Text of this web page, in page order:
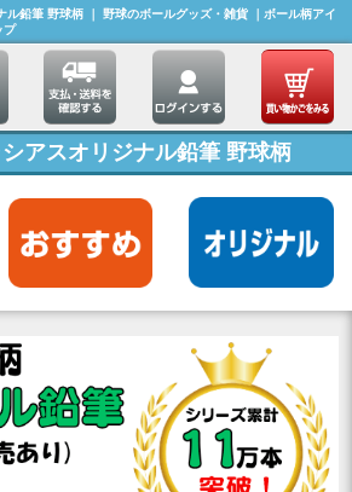
ル鉛筆 野球柄 ｜ 野球のボールグッズ・雑貨 ｜ボール柄アイ
プ
アスオリジナル鉛筆 野球柄